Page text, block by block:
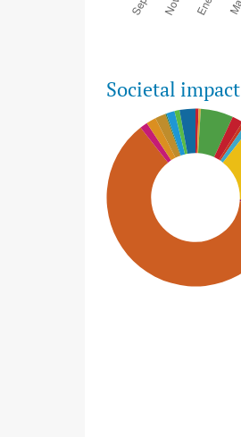
Societal impact